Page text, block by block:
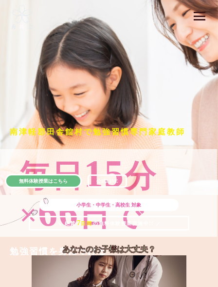
南津軽郡田舎館村で勉強習慣専門家庭教師
毎日15分
×66日で
勉強習慣を身につける
小学生・中学生・高校生 対象
＼ 絶賛 7 日間の無料体験授業実施中!! ／
無料体験授業はこちら 公式LINE
あなたのお子様は大丈夫？